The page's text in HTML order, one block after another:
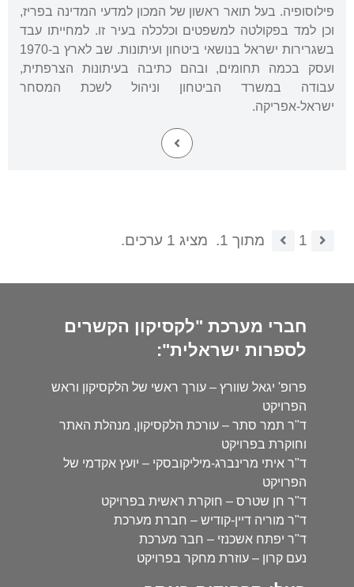
פילוסופיה. בעל תואר ראשון של המכון למדעי המדינה בפריז,
וכן למד בפקולטה למשפטים וכלכלה בעיר זו. למחייתו עבד
בשגרירות ישראל בנושאי ביטחון ועיתונות. שב לארץ ב-1970
ועסק בכמה תחומים, ובהם כתיבה בעיתונות הצרפתית,
עבודה במשרד הביטחון וניהול לשכת המסחר
ישראל-אפריקה.
1 מתוך 1. מציג 1 ערכים.
חברי מערכת "לקסיקון הקשרים
לספרות ישראלית":
פרופ' יגאל שוורץ – עורך ראשי של הלקסיקון וראש
הפרויקט
ד"ר תמר סתר – עורכת הלקסיקון, מנהלת האתר
וחוקרת בפרויקט
ד"ר איתי מרינברג-מיליקובסקי – יועץ אקדמי של
הפרויקט
ד"ר חן שטרס – חוקרת ראשית בפרויקט
ד"ר מוריה דיין-קודיש – חברת מערכת
ד"ר יפתח אשכנזי – חבר מערכת
נעם קרון – עוזרת מחקר בפרויקט